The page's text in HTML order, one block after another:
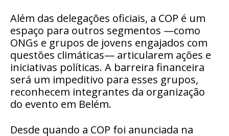
Além das delegações oficiais, a COP é um
espaço para outros segmentos —como
ONGs e grupos de jovens engajados com
questões climáticas— articularem ações e
iniciativas políticas. A barreira financeira
será um impeditivo para esses grupos,
reconhecem integrantes da organização
do evento em Belém.
Desde quando a COP foi anunciada na